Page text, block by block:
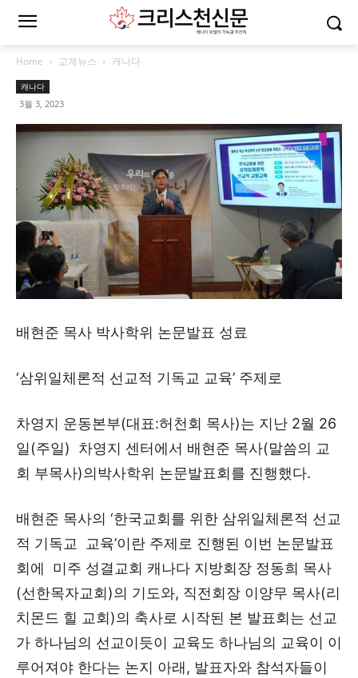
Home 교계뉴스 캐나다
캐나다
3월 3, 2023
배현준 목사 박사학위 논문발표 성료
‘삼위일체론적 선교적 기독교 교육’ 주제로
차영지 운동본부(대표:허천회 목사)는 지난 2월 26
일(주일) 차영지 센터에서 배현준 목사(말씀의 교
회 부목사)의박사학위 논문발표회를 진행했다.
배현준 목사의 ‘한국교회를 위한 삼위일체론적 선교
적 기독교 교육’이란 주제로 진행된 이번 논문발표
회에 미주 성결교회 캐나다 지방회장 정동희 목사
(선한목자교회)의 기도와, 직전회장 이양무 목사(리
치몬드 힐 교회)의 축사로 시작된 본 발표회는 선교
가 하나님의 선교이듯이 교육도 하나님의 교육이 이
루어져야 한다는 논지 아래, 발표자와 참석자들이